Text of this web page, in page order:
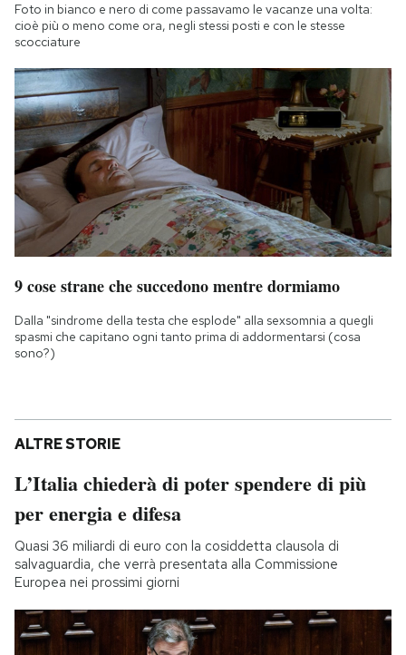
Foto in bianco e nero di come passavamo le vacanze una volta:
cioè più o meno come ora, negli stessi posti e con le stesse
scocciature
9 cose strane che succedono mentre dormiamo
Dalla "sindrome della testa che esplode" alla sexsomnia a quegli
spasmi che capitano ogni tanto prima di addormentarsi (cosa
sono?)
ALTRE STORIE
L’Italia chiederà di poter spendere di più
per energia e difesa
Quasi 36 miliardi di euro con la cosiddetta clausola di
salvaguardia, che verrà presentata alla Commissione
Europea nei prossimi giorni